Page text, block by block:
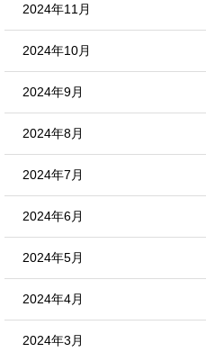
2024年11月
2024年10月
2024年9月
2024年8月
2024年7月
2024年6月
2024年5月
2024年4月
2024年3月